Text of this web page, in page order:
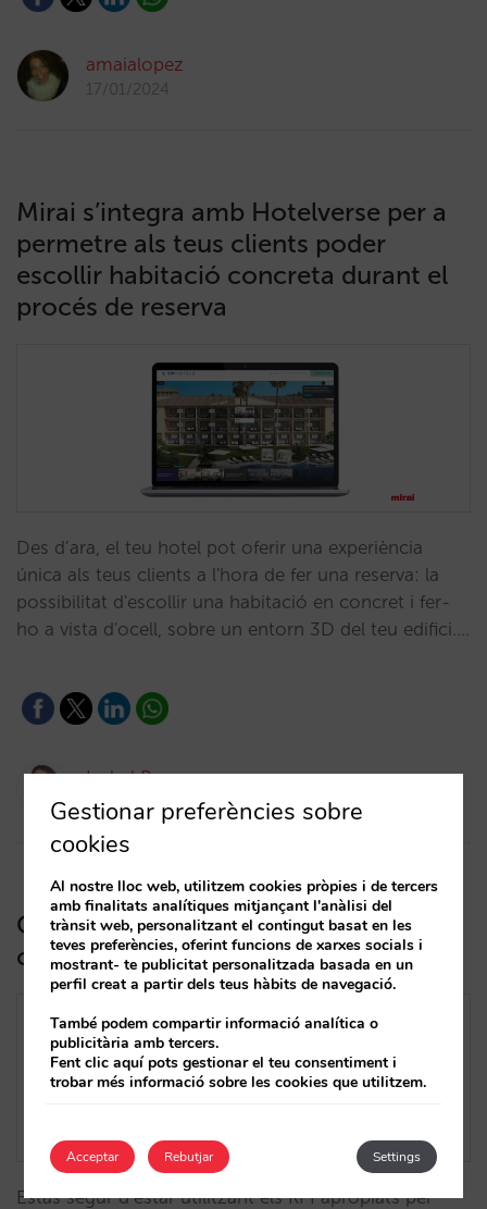
amaialopez
17/01/2024
Mirai s’integra amb Hotelverse per a
permetre als teus clients poder
escollir habitació concreta durant el
procés de reserva
Des d’ara, el teu hotel pot oferir una experiència
única als teus clients a l'hora de fer una reserva: la
possibilitat d'escollir una habitació en concret i fer-
ho a vista d'ocell, sobre un entorn 3D del teu edifici.…
Isabel Rey
25/10/2023
Com avaluar el rendiment del teu
canal directe
Estàs segur d’estar utilitzant els KPI apropiats per
Gestionar preferències sobre
cookies
Al nostre lloc web, utilitzem cookies pròpies i de tercers
amb finalitats analítiques mitjançant l'anàlisi del
trànsit web, personalitzant el contingut basat en les
teves preferències, oferint funcions de xarxes socials i
mostrant- te publicitat personalitzada basada en un
perfil creat a partir dels teus hàbits de navegació.
També podem compartir informació analítica o
publicitària amb tercers.
Fent clic aquí pots gestionar el teu consentiment i
trobar més informació sobre les cookies que utilitzem.
Acceptar Settings
Rebutjar